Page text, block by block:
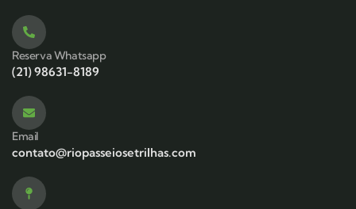
Reserva Whatsapp
(21) 98631-8189
Email
contato@riopasseiosetrilhas.com